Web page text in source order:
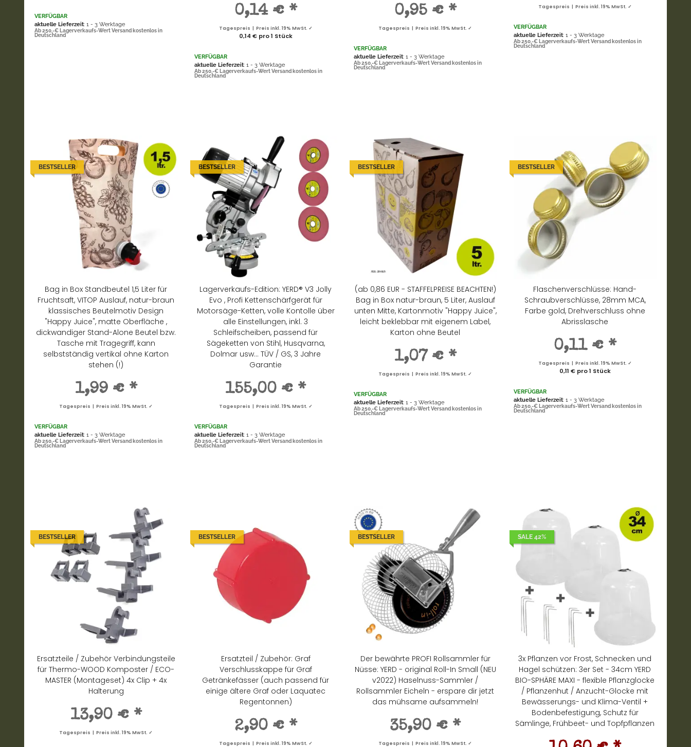
VERFÜGBAR
aktuelle Lieferzeit: 1 - 3 Werktage
Ab 250,-€ Lagerverkaufs-Wert Versand kostenlos in
Deutschland
0,14 € *
Tagespreis | Preis inkl. 19% MwSt. ✓
0,14 € pro 1 Stück
VERFÜGBAR
aktuelle Lieferzeit: 1 - 3 Werktage
Ab 250,-€ Lagerverkaufs-Wert Versand kostenlos in
Deutschland
0,95 € *
Tagespreis | Preis inkl. 19% MwSt. ✓
VERFÜGBAR
aktuelle Lieferzeit: 1 - 3 Werktage
Ab 250,-€ Lagerverkaufs-Wert Versand kostenlos in
Deutschland
Tagespreis | Preis inkl. 19% MwSt. ✓
VERFÜGBAR
aktuelle Lieferzeit: 1 - 3 Werktage
Ab 250,-€ Lagerverkaufs-Wert Versand kostenlos in
Deutschland
BESTSELLER
Bag in Box Standbeutel 1,5 Liter für
Fruchtsaft, VITOP Auslauf, natur-braun
klassisches Beutelmotiv Design
"Happy Juice", matte Oberfläche ,
dickwandiger Stand-Alone Beutel bzw.
Tasche mit Tragegriff, kann
selbstständig vertikal ohne Karton
stehen (!)
1,99 € *
Tagespreis | Preis inkl. 19% MwSt. ✓
VERFÜGBAR
aktuelle Lieferzeit: 1 - 3 Werktage
Ab 250,-€ Lagerverkaufs-Wert Versand kostenlos in
Deutschland
BESTSELLER
Lagerverkaufs-Edition: YERD® V3 Jolly
Evo , Profi Kettenschärfgerät für
Motorsäge-Ketten, volle Kontolle über
alle Einstellungen, inkl. 3
Schleifscheiben, passend für
Sägeketten von Stihl, Husqvarna,
Dolmar usw... TÜV / GS, 3 Jahre
Garantie
155,00 € *
Tagespreis | Preis inkl. 19% MwSt. ✓
VERFÜGBAR
aktuelle Lieferzeit: 1 - 3 Werktage
Ab 250,-€ Lagerverkaufs-Wert Versand kostenlos in
Deutschland
BESTSELLER
(ab 0,86 EUR - STAFFELPREISE BEACHTEN!)
Bag in Box natur-braun, 5 Liter, Auslauf
unten Mitte, Kartonmotiv "Happy Juice",
leicht beklebbar mit eigenem Label,
Karton ohne Beutel
1,07 € *
Tagespreis | Preis inkl. 19% MwSt. ✓
VERFÜGBAR
aktuelle Lieferzeit: 1 - 3 Werktage
Ab 250,-€ Lagerverkaufs-Wert Versand kostenlos in
Deutschland
BESTSELLER
Flaschenverschlüsse: Hand-
Schraubverschlüsse, 28mm MCA,
Farbe gold, Drehverschluss ohne
Abrisslasche
0,11 € *
Tagespreis | Preis inkl. 19% MwSt. ✓
0,11 € pro 1 Stück
VERFÜGBAR
aktuelle Lieferzeit: 1 - 3 Werktage
Ab 250,-€ Lagerverkaufs-Wert Versand kostenlos in
Deutschland
BESTSELLER
Ersatzteile / Zubehör Verbindungsteile
für Thermo-WOOD Komposter / ECO-
MASTER (Montageset) 4x Clip + 4x
Halterung
13,90 € *
Tagespreis | Preis inkl. 19% MwSt. ✓
BESTSELLER
Ersatzteil / Zubehör: Graf
Verschlusskappe für Graf
Getränkefässer (auch passend für
einige ältere Graf oder Laquatec
Regentonnen)
2,90 € *
Tagespreis | Preis inkl. 19% MwSt. ✓
BESTSELLER
Der bewährte PROFI Rollsammler für
Nüsse: YERD - original Roll-In Small (NEU
v2022) Haselnuss-Sammler /
Rollsammler Eicheln - erspare dir jetzt
das mühsame aufsammeln!
35,90 € *
Tagespreis | Preis inkl. 19% MwSt. ✓
SALE 42%
3x Pflanzen vor Frost, Schnecken und
Hagel schützen: 3er Set - 34cm YERD
BIO-SPHÄRE MAXI - flexible Pflanzglocke
/ Pflanzenhut / Anzucht-Glocke mit
Bewässerungs- und Klima-Ventil +
Bodenbefestigung, Schutz für
Sämlinge, Frühbeet- und Topfpflanzen